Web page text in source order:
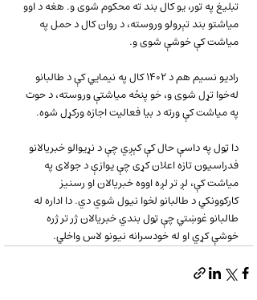
تبلیغ په تور، یو کال بند ته محکوم شوی و. هغه د اوو
میاشتو بند تېرولو وروسته، د روان کال د حمل په
میاشت کې خوشې شوی و.
رادیو نسیم هم د ۱۴۰۲ کال په نیمایي کې د طالبانو
له‌خوا تړل شوی و، خو پنځه میاشتې وروسته، د حوت
په میاشت کې ورته د بیا فعالیت اجازه ورکړل شوه.
دا ټول په داسې حال کې کېږي چې د نړیوالو خبریالانو
فدراسیون تازه اعلان کړی چې یوازې د جولای په
میاشت کې، لږ تر لږه اووه خبریالان او رسنیز
کارکوونکي د طالبانو لخوا نیول شوي دي. دا اداره له
طالبانو غوښتي چې ټول بندي خبریالان ژر تر ژره
خوشې کړي او له خودسرانه نیونو لاس واخلي.